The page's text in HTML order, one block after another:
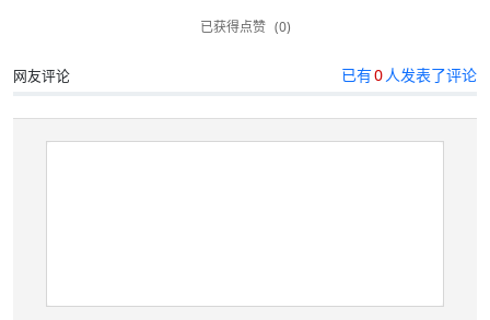
已获得点赞 (0)
网友评论 已有0人发表了评论